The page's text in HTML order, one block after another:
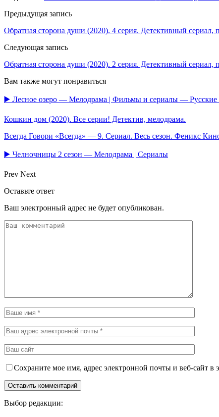
Предыдущая запись
Обратная сторона души (2020). 4 серия. Детективный сериал,
Следующая запись
Обратная сторона души (2020). 2 серия. Детективный сериал,
Вам также могут понравиться
▶️ Лесное озеро — Мелодрама | Фильмы и сериалы — Русские
Кошкин дом (2020). Все серии! Детектив, мелодрама.
Всегда Говори «Всегда» — 9. Сериал. Весь сезон. Феникс
▶️ Челночницы 2 сезон — Мелодрама | Сериалы
Prev Next
Оставьте ответ
Ваш электронный адрес не будет опубликован.
Сохраните мое имя, адрес электронной почты и веб-сайт в
Выбор редакции: